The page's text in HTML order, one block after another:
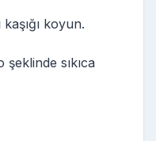
koyun.
şeklinde sıkıca